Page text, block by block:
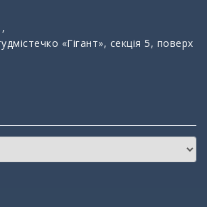
«Гігант», секція 5, поверх